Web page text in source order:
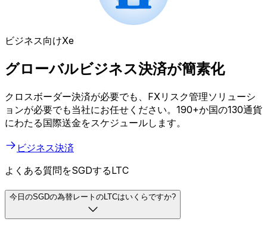
ビジネス向けXe
グローバルビジネス決済が簡素化
クロスボーダー決済が必要でも、FXリスク管理ソリューシ
ョンが必要でも当社にお任せください。190+か国の130通貨
にわたる国際送金をスケジュールします。
ビジネス決済
よくある質問をSGDするLTC
今日のSGDの為替レートのLTCはいくらですか?